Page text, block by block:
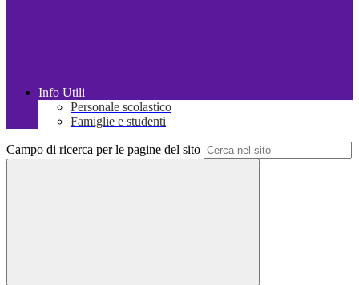
Info Utili
Personale scolastico
Famiglie e studenti
Campo di ricerca per le pagine del sito